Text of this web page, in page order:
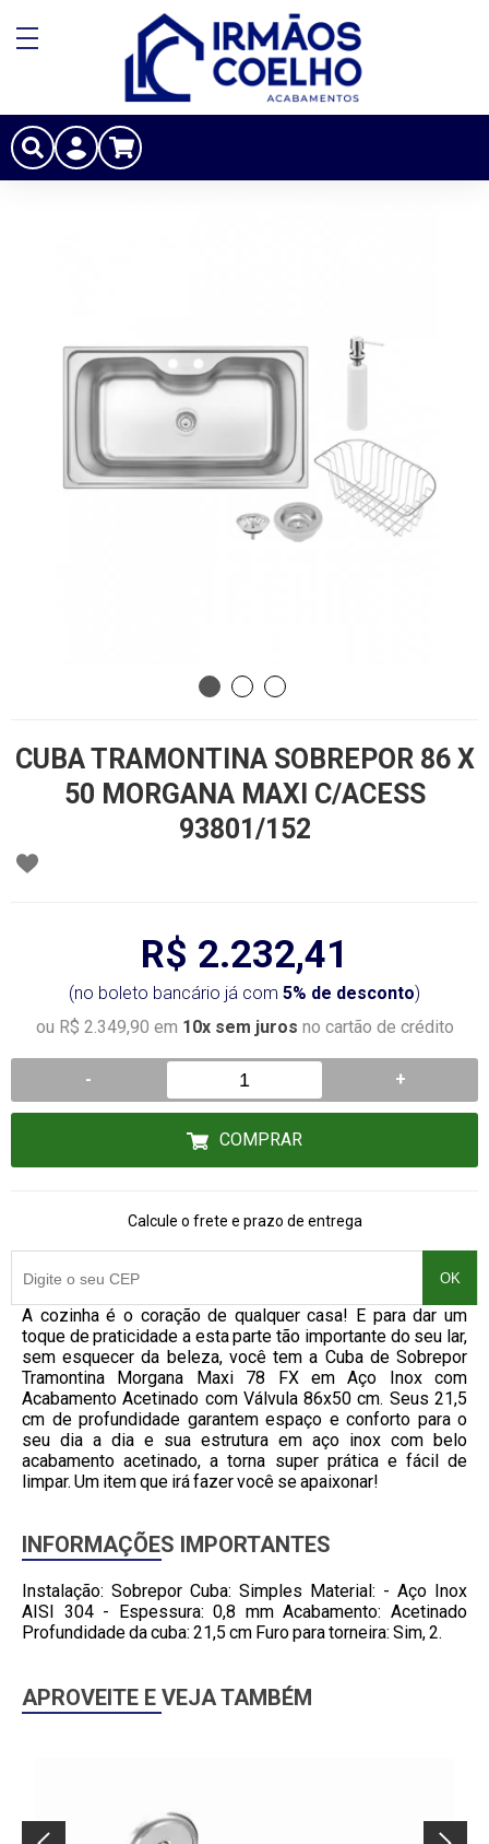
CUBA TRAMONTINA SOBREPOR 86 X
50 MORGANA MAXI C/ACESS
93801/152
R$ 2.232,41
(no boleto bancário já com 5% de desconto)
ou R$ 2.349,90 em 10x sem juros no cartão de crédito
- +
COMPRAR
Calcule o frete e prazo de entrega
OK
A cozinha é o coração de qualquer casa! E para dar um
toque de praticidade a esta parte tão importante do seu lar,
sem esquecer da beleza, você tem a Cuba de Sobrepor
Tramontina Morgana Maxi 78 FX em Aço Inox com
Acabamento Acetinado com Válvula 86x50 cm. Seus 21,5
cm de profundidade garantem espaço e conforto para o
seu dia a dia e sua estrutura em aço inox com belo
acabamento acetinado, a torna super prática e fácil de
limpar. Um item que irá fazer você se apaixonar!
INFORMAÇÕES IMPORTANTES
Instalação: Sobrepor Cuba: Simples Material: - Aço Inox
AISI 304 - Espessura: 0,8 mm Acabamento: Acetinado
Profundidade da cuba: 21,5 cm Furo para torneira: Sim, 2.
APROVEITE E VEJA TAMBÉM